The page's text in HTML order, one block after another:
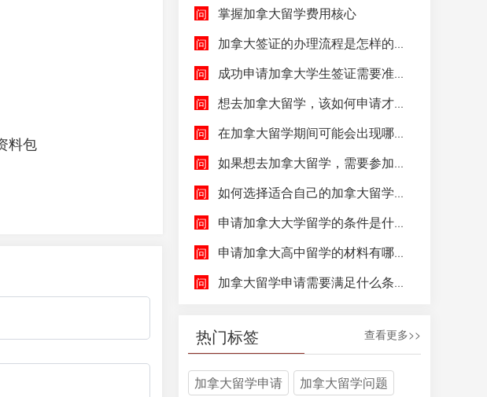
料包
掌握加拿大留学费用核心
加拿大签证的办理流程是怎样的呢？
成功申请加拿大学生签证需要准备哪些文件呢？
想去加拿大留学，该如何申请才能成功拿到加拿大学生签证呢？
在加拿大留学期间可能会出现哪些紧急情况，具体该如何去处理这些紧急情况呢？
如果想去加拿大留学，需要参加哪些语言考试，达到什么水平才能申请呢？
如何选择适合自己的加拿大留学院校和专业呢？
申请加拿大大学留学的条件是什么，如何申请加拿大大学留学，留学的费用及签证申请流程是什么？
申请加拿大高中留学的材料有哪些，具体都包含哪些方面呢？
加拿大留学申请需要满足什么条件呢？
热门标签 查看更多>>
加拿大留学申请 加拿大留学问题